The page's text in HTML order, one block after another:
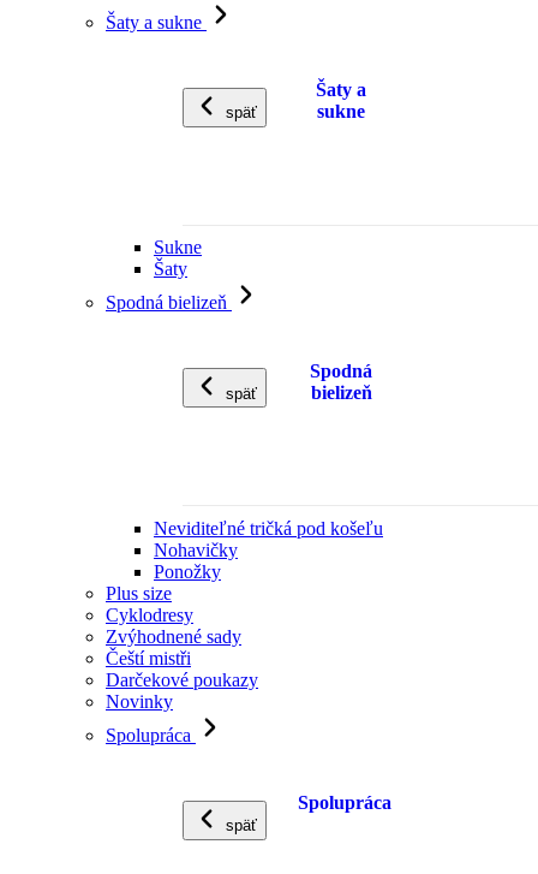
Šaty a sukne
späť
Šaty a
sukne
Sukne
Šaty
Spodná bielizeň
späť
Spodná
bielizeň
Neviditeľné tričká pod košeľu
Nohavičky
Ponožky
Plus size
Cyklodresy
Zvýhodnené sady
Čeští mistři
Darčekové poukazy
Novinky
Spolupráca
späť
Spolupráca